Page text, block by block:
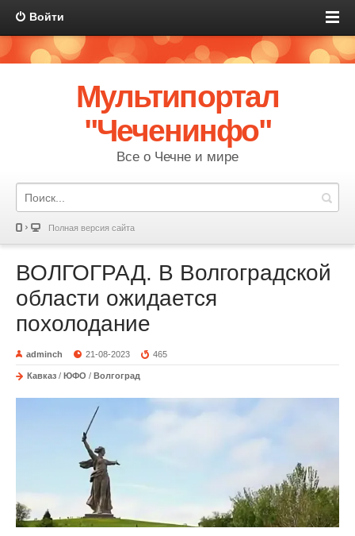
Войти
Мультипортал
"Чеченинфо"
Все о Чечне и мире
Полная версия сайта
ВОЛГОГРАД. В Волгоградской
области ожидается
похолодание
adminch 21-08-2023 465
Кавказ / ЮФО / Волгоград